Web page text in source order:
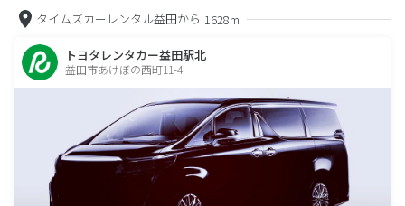
タイムズカーレンタル益田から 1628m
トヨタレンタカー益田駅北
益田市あけぼの西町11-4